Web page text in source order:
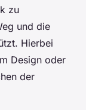
zu
und die
Hierbei
Design oder
der